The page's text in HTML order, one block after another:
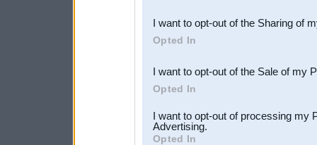
Downstream Participants
third parties.
I want to opt-out of the Sharing of
Opted In
I want to opt-out of the Sale of my
Opted In
I want to opt-out of processing my
Advertising.
Opted In